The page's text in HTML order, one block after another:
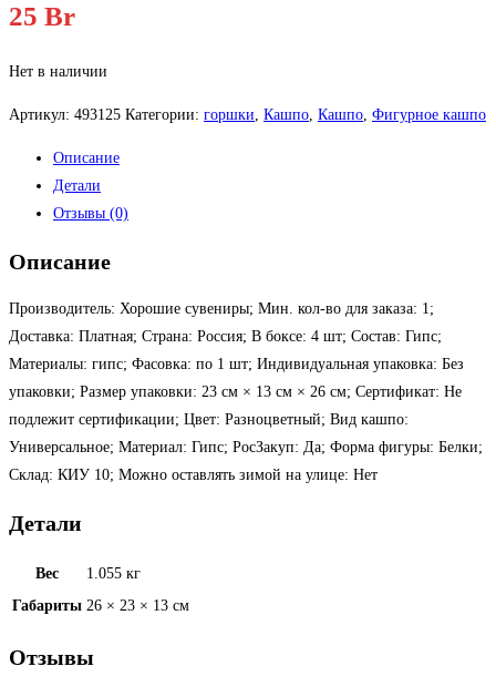
25 Br
Нет в наличии
Артикул: 493125 Категории: горшки, Кашпо, Кашпо, Фигурное кашпо
Описание
Детали
Отзывы (0)
Описание
Производитель: Хорошие сувениры; Мин. кол-во для заказа: 1;
Доставка: Платная; Страна: Россия; В боксе: 4 шт; Состав: Гипс;
Материалы: гипс; Фасовка: по 1 шт; Индивидуальная упаковка: Без
упаковки; Размер упаковки: 23 см × 13 см × 26 см; Сертификат: Не
подлежит сертификации; Цвет: Разноцветный; Вид кашпо:
Универсальное; Материал: Гипс; РосЗакуп: Да; Форма фигуры: Белки;
Склад: КИУ 10; Можно оставлять зимой на улице: Нет
Детали
Вес
1.055 кг
Габариты 26 × 23 × 13 см
Отзывы